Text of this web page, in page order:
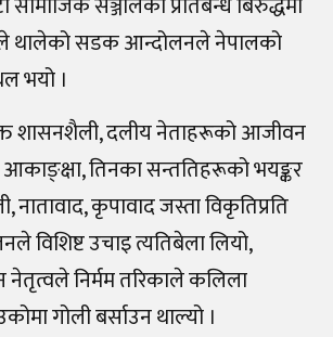
थालेको सडक आन्दोलनले नेपालको
भयो ।
शासनशैली, दलीय नेताहरूको आजीवन
आकाङ्क्षा, तिनका सन्ततिहरूको भयङ्कर
नातावाद, कृपावाद जस्ता विकृतिप्रति
विशिष्ट उचाइ त्यतिबेला लियो,
नेतृत्वले निर्मम तरिकाले कलिला
गोली बर्साउन थाल्यो ।